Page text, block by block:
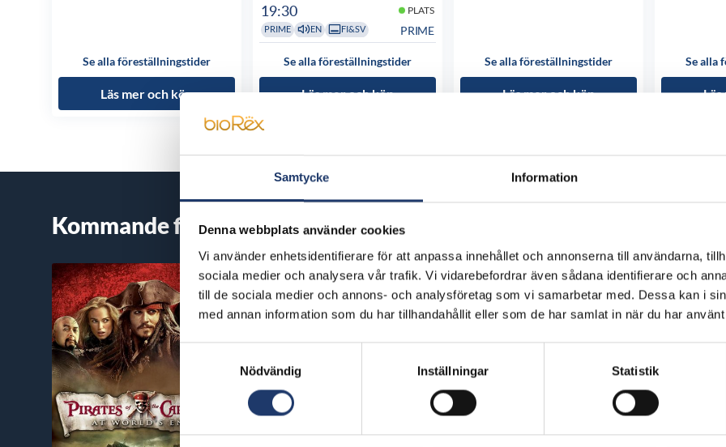
Samtycke Information
Denna webbplats använder cookies
Vi använder enhetsidentifierare för att anpassa innehållet och annonserna till användarna,
sociala medier och analysera vår trafik. Vi vidarebefordrar även sådana identifierare och
till de sociala medier och annons- och analysföretag som vi samarbetar med. Dessa kan i
med annan information som du har tillhandahållit eller som de har samlat in när du har
Nödvändig
Inställningar Statistik
Se alla föreställningstider
Läs mer och köp
19:30 PLATS
PRIME EN FI&SV PRIME
Se alla föreställningstider
Läs mer och köp
Se alla föreställningstider
Läs mer och köp
Se alla
Kommande filmer